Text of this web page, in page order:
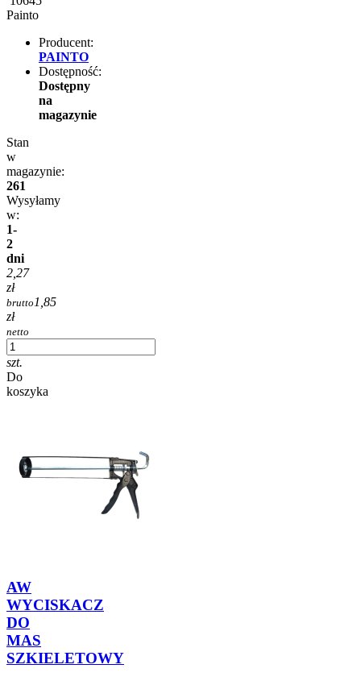
Painto
Producent:
PAINTO
Dostępność:
Dostępny
na
magazynie
Stan
w
magazynie:
261
Wysyłamy
w:
1-
2
dni
2,27
zł
brutto 1,85
zł
netto
szt.
Do
koszyka
AW
WYCISKACZ
DO
MAS
SZKIELETOWY